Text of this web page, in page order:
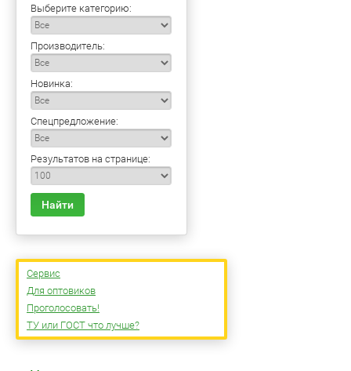
Выберите категорию:
Производитель:
Новинка:
Спецпредложение:
Результатов на странице:
Найти
Сервис
Для оптовиков
Проголосовать!
ТУ или ГОСТ что лучше?